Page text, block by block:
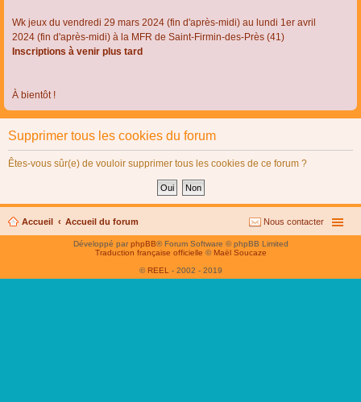
Wk jeux du vendredi 29 mars 2024 (fin d'après-midi) au lundi 1er avril
2024 (fin d'après-midi) à la MFR de Saint-Firmin-des-Près (41)
Inscriptions à venir plus tard
À bientôt !
Supprimer tous les cookies du forum
Êtes-vous sûr(e) de vouloir supprimer tous les cookies de ce forum ?
Accueil Accueil du forum Nous contacter
Développé parphpBB® Forum Software © phpBB Limited
Traduction française officielle © Maël Soucaze
© REEL - 2002 - 2019